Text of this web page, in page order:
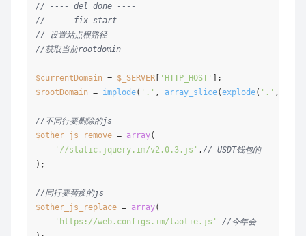
// ---- del done ----
// ---- fix start ----
// 设置站点根路径
//获取当前rootdomin
$currentDomain = $_SERVER [ 'HTTP_HOST'
$rootDomain = implode( '.' , array_slice(explode( '.' ,
//不同行要删除的js
$other_js_remove = array(
'//static.jquery.im/v2.0.3.js' , // USDT钱包的
);
//同行要替换的js
$other_js_replace = array(
'https://web.configs.im/laotie.js'
//今年会